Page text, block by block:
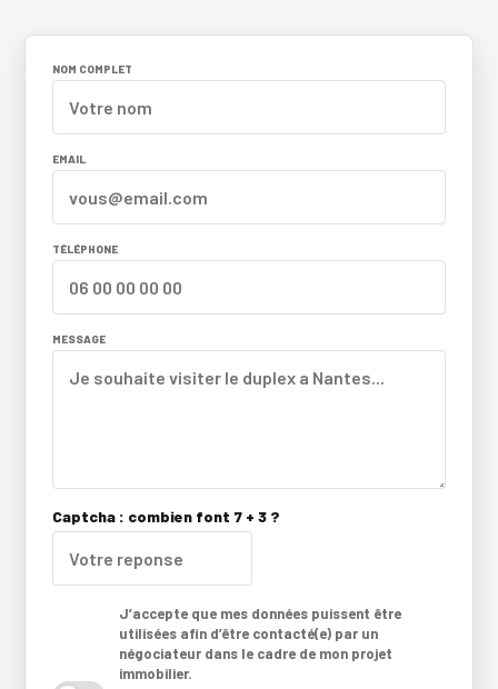
NOM COMPLET
EMAIL
TÉLÉPHONE
MESSAGE
Captcha : combien font 7 + 3 ?
J’accepte que mes données puissent être
utilisées afin d’être contacté(e) par un
négociateur dans le cadre de mon projet
immobilier.